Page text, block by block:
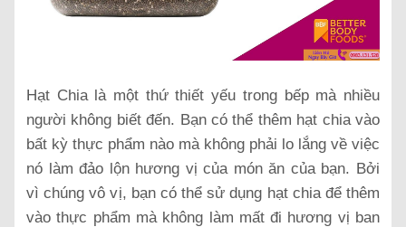
Hạt Chia là một thứ thiết yếu trong bếp mà nhiều
người không biết đến. Bạn có thể thêm hạt chia vào
bất kỳ thực phẩm nào mà không phải lo lắng về việc
nó làm đảo lộn hương vị của món ăn của bạn. Bởi
vì chúng vô vị, bạn có thể sử dụng hạt chia để thêm
vào thực phẩm mà không làm mất đi hương vị ban